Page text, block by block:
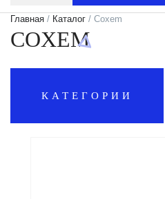
Главная / Каталог / Coxem
COXEM
КАТЕГОРИИ